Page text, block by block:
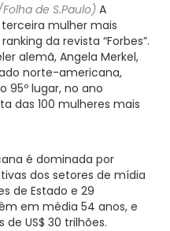
de S.Paulo) A
mulher mais
da revista “Forbes”.
alemã, Angela Merkel,
norte-americana,
95º lugar, no ano
das 100 mulheres mais
é dominada por
dos setores de mídia
de Estado e 29
em média 54 anos, e
US$ 30 trilhões.